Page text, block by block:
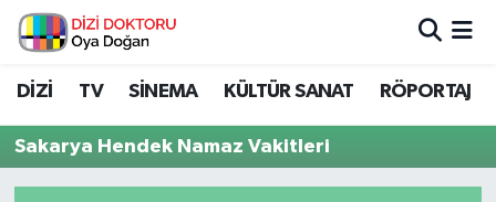
DİZİ TV SİNEMA KÜLTÜR SANAT RÖPORTAJ
Sakarya Hendek Namaz Vakitleri
İstanbul Nöbetçi Eczaneler
İstanbul Hava Durumu